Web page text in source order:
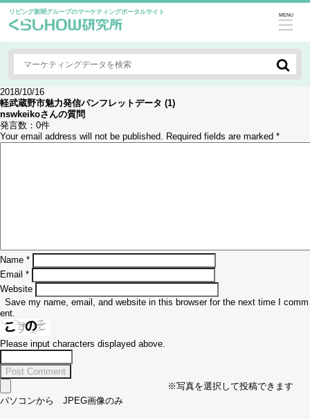
リビング新聞グループのマーケティングポータルサイト MENU
2018/10/16
軽武蔵野市魅力発信パンフレットデータ (1)
nswkeikoさんの質問
発言数： 0件
Your email address will not be published. Required fields are marked *
Name *
Email *
Website
Save my name, email, and website in this browser for the next time I comm
ent.
Please input characters displayed above.
※写真を選択して投稿できます
パソコンから JPEG画像のみ